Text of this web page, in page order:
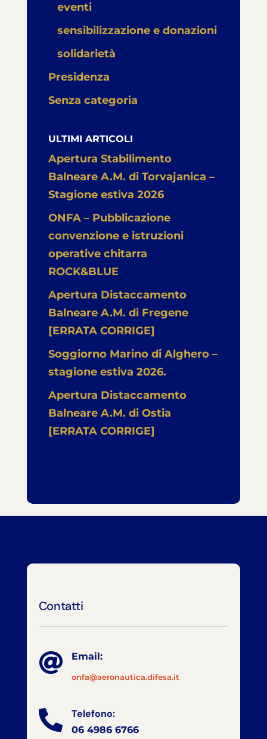
eventi
sensibilizzazione e donazioni
solidarietà
Presidenza
Senza categoria
ULTIMI ARTICOLI
Apertura Stabilimento
Balneare A.M. di Torvajanica –
Stagione estiva 2026
ONFA – Pubblicazione
convenzione e istruzioni
operative chitarra
ROCK&BLUE
Apertura Distaccamento
Balneare A.M. di Fregene
[ERRATA CORRIGE]
Soggiorno Marino di Alghero –
stagione estiva 2026.
Apertura Distaccamento
Balneare A.M. di Ostia
[ERRATA CORRIGE]
Contatti
 Email:
onfa@aeronautica.difesa.it
 Telefono:
06 4986 6766